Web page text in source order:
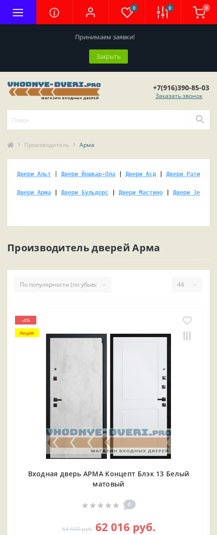
Принимаем заявки!
Закрыть
0 0 0
+7(916)390-85-03
Заказать звонок
Производитель Арма
Двери Альт Двери Йошкар-Ола Двери Асд Двери Ратибор
Двери Арма Двери Бульдорс Двери Мастино Двери Зетта
Производитель дверей Арма
-4%
Акция
Входная дверь АРМА Концепт Блэк 13 Белый
матовый
0
64 600 руб. 62 016 руб.